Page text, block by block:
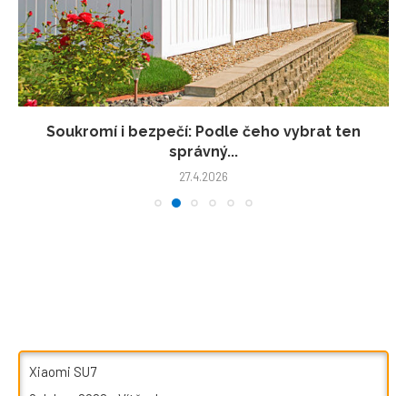
Soukromí i bezpečí: Podle čeho vybrat ten
správný...
27.4.2026
Xiaomi SU7